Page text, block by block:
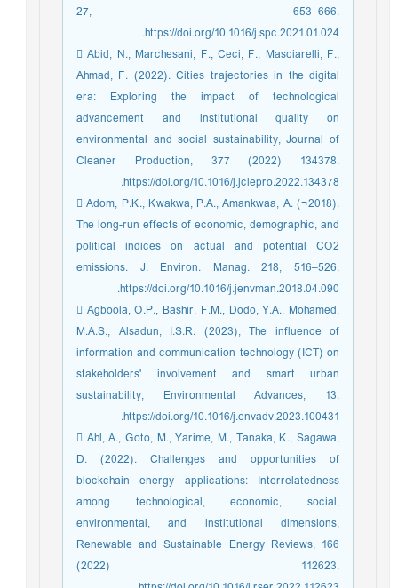
27, 653–666.
https://doi.org/10.1016/j.spc.2021.01.024.
 Abid, N., Marchesani, F., Ceci, F., Masciarelli, F.,
Ahmad, F. (2022). Cities trajectories in the digital
era: Exploring the impact of technological
advancement and institutional quality on
environmental and social sustainability, Journal of
Cleaner Production, 377 (2022) 134378.
https://doi.org/10.1016/j.jclepro.2022.134378.
 Adom, P.K., Kwakwa, P.A., Amankwaa, A. (¬2018).
The long-run effects of economic, demographic, and
political indices on actual and potential CO2
emissions. J. Environ. Manag. 218, 516–526.
https://doi.org/10.1016/j.jenvman.2018.04.090.
 Agboola, O.P., Bashir, F.M., Dodo, Y.A., Mohamed,
M.A.S., Alsadun, I.S.R. (2023), The influence of
information and communication technology (ICT) on
stakeholders' involvement and smart urban
sustainability, Environmental Advances, 13.
https://doi.org/10.1016/j.envadv.2023.100431.
 Ahl, A., Goto, M., Yarime, M., Tanaka, K., Sagawa,
D. (2022). Challenges and opportunities of
blockchain energy applications: Interrelatedness
among technological, economic, social,
environmental, and institutional dimensions,
Renewable and Sustainable Energy Reviews, 166
(2022) 112623.